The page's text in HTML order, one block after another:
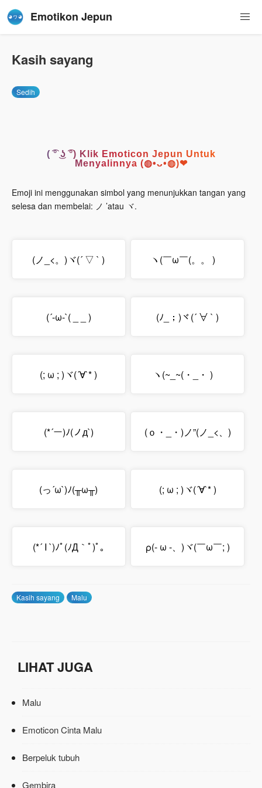
Emotikon Jepun
Kasih sayang
Sedih
( ͡° ͜ʖ ͡°) Klik Emoticon Jepun Untuk
Menyalinnya (◍•ᴗ•◍)❤
Emoji ini menggunakan simbol yang menunjukkan tangan yang
selesa dan membelai: ノ ’atau ヾ.
(ノ_<。)ヾ(´ ▽ ` ) ヽ(￣ω￣(。。 )ゝ
(´-ω-`( _ _ ) (ﾉ_；)ヾ(´ ∀ ` )
(; ω ; )ヾ(´∀`* ) ヽ(~_~(・_・ )ゝ
(*´ー)ﾉ(ノд`) (ｏ・_・)ノ”(ノ_<、)
(っ´ω`)ﾉ(╥ω╥) (; ω ; )ヾ(´∀`* )
(*´ I `)ﾉﾟ(ﾉД｀ﾟ)ﾟ｡ ρ(- ω -、)ヾ(￣ω￣; )
Kasih sayang Malu
LIHAT JUGA
Malu
Emoticon Cinta Malu
Berpeluk tubuh
Gembira